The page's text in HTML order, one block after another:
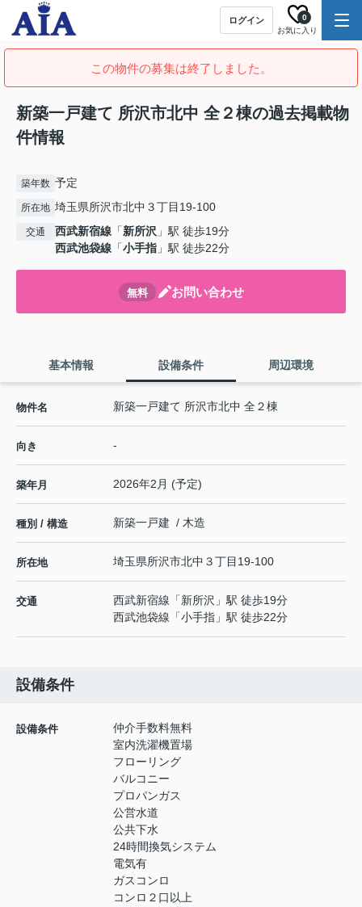
ログイン
お気に入り
0
この物件の募集は終了しました。
新築一戸建て 所沢市北中 全２棟の過去掲載物
件情報
築年数 予定
所在地 埼玉県所沢市北中３丁目19-100
交通 西武新宿線 「新所沢 」駅 徒歩19分
西武池袋線 「小手指 」駅 徒歩22分
無料 お問い合わせ
基本情報 設備条件 周辺環境
物件名 新築一戸建て 所沢市北中 全２棟
向き -
築年月 2026年2月 (予定)
種別 / 構造 新築一戸建 / 木造
所在地 埼玉県所沢市北中 ３丁目19-100
交通 西武新宿線 「新所沢 」駅 徒歩19分
西武池袋線 「小手指 」駅 徒歩22分
設備条件
設備条件
仲介手数料無料
室内洗濯機置場
フローリング
バルコニー
プロパンガス
公営水道
公共下水
24時間換気システム
電気有
ガスコンロ
コンロ２口以上